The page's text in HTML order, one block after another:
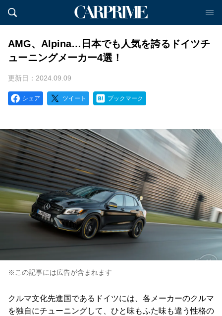
AMG、Alpina…日本でも人気を誇るドイツチ
ューニングメーカー4選！
更新日：2024.09.09
シェア ツイート ブックマーク
※この記事には広告が含まれます
クルマ文化先進国であるドイツには、各メーカーのクルマ
を独自にチューニングして、ひと味もふた味も違う性格の